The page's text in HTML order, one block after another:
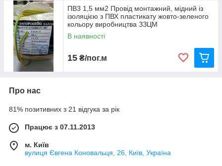
ПВ3 1,5 мм2 Провід монтажний, мідний із
ізоляцією з ПВХ пластикату жовто-зеленого
кольору виробництва ЗЗЦМ
В наявності
15 ₴/пог.м
Про нас
81% позитивних з 21 відгука за рік
Працює з 07.11.2013
м. Київ
вулиця Євгена Коновальця, 26, Київ, Україна